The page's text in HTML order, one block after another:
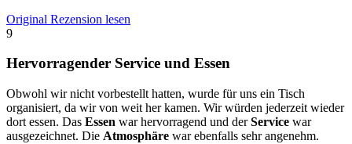
Original Rezension lesen
9
Hervorragender Service und Essen
Obwohl wir nicht vorbestellt hatten, wurde für uns ein Tisch
organisiert, da wir von weit her kamen. Wir würden jederzeit wieder
dort essen. Das Essen war hervorragend und derService war
ausgezeichnet. Die Atmosphäre war ebenfalls sehr angenehm.